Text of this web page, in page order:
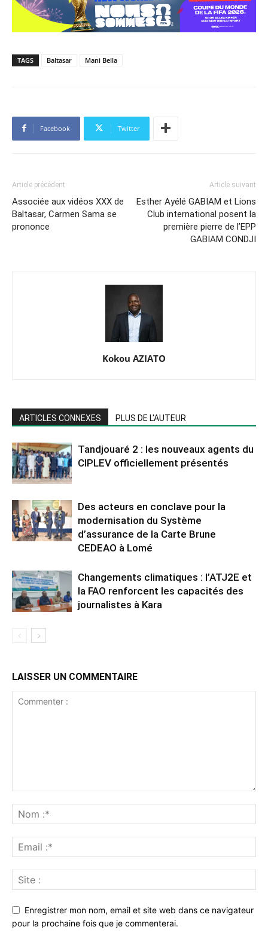
TAGS Baltasar Mani Bella
Facebook Twitter
Article précédent
Associée aux vidéos XXX de
Baltasar, Carmen Sama se
prononce
Article suivant
Esther Ayélé GABIAM et Lions
Club international posent la
première pierre de l’EPP
GABIAM CONDJI
Kokou AZIATO
ARTICLES CONNEXES PLUS DE L'AUTEUR
Tandjouaré 2 : les nouveaux agents du
CIPLEV officiellement présentés
Des acteurs en conclave pour la
modernisation du Système
d’assurance de la Carte Brune
CEDEAO à Lomé
Changements climatiques : l’ATJ2E et
la FAO renforcent les capacités des
journalistes à Kara
LAISSER UN COMMENTAIRE
Enregistrer mon nom, email et site web dans ce navigateur
pour la prochaine fois que je commenterai.